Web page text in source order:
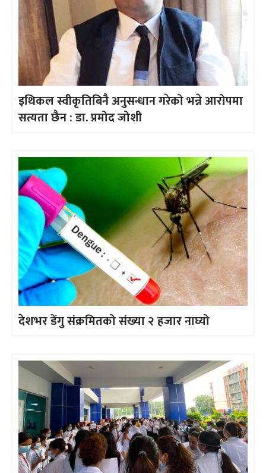
इथिकल स्वीकृतिबिनै अनुसन्धान गरेको भन्ने आरोपमा
सत्यता छैन : डा. प्रमोद जोशी
देशभर डेंगु संक्रमितको संख्या २ हजार नाघ्यो